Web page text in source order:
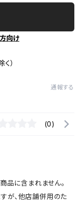
向け
）
通報する
(0)
に含まれません。
が、他店舗併用のた